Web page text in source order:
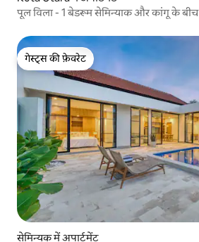
पूल विला - 1 बेडरूम सेमिन्याक और कांगू के बीच
गेस्ट्स की फ़ेवरेट
गेस्ट्स की फ़ेवरेट
सेमिन्यक में अपार्टमेंट